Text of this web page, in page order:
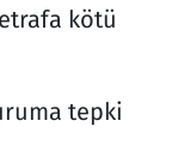
kötü
tepki